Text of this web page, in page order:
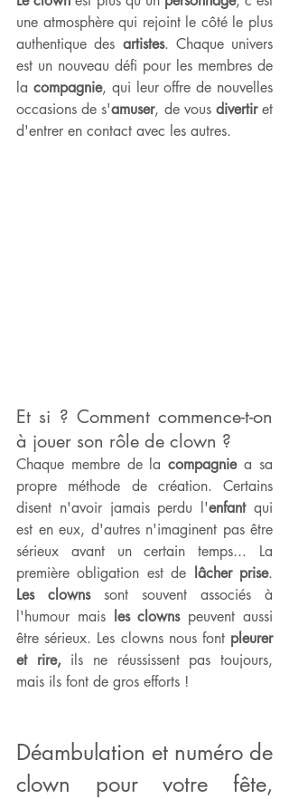
une atmosphère qui rejoint le côté le plus
authentique des artistes. Chaque univers
est un nouveau défi pour les membres de
la compagnie, qui leur offre de nouvelles
occasions de s'amuser, de vous divertir et
d'entrer en contact avec les autres.
Et si ? Comment commence-t-on
à jouer son rôle de clown ?
Chaque membre de la compagnie a sa
propre méthode de création. Certains
disent n'avoir jamais perdu l'enfant qui
est en eux, d'autres n'imaginent pas être
sérieux avant un certain temps... La
première obligation est de lâcher prise
Les clowns sont souvent associés à
l'humour mais les clowns peuvent aussi
être sérieux. Les clowns nous font pleurer
et rire, ils ne réussissent pas toujours,
mais ils font de gros efforts !
Déambulation et numéro de
clown pour votre fête,